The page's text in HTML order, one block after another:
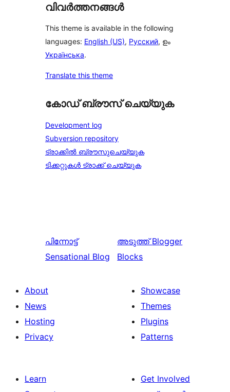
വിവർത്തനങ്ങൾ
This theme is available in the following
languages: English (US), Русский, ഉം
Українська.
Translate this theme
കോഡ് ബ്രൗസ് ചെയ്യുക
Development log
Subversion repository
ട്രാക്കിൽ ബ്രൗസുചെയ്യുക
ടിക്കറ്റുകൾ ട്രാക്ക് ചെയ്യുക
പിന്നോട്ട്
Sensational Blog
അടുത്ത്Blogger
Blocks
About
News
Hosting
Privacy
Showcase
Themes
Plugins
Patterns
Learn
Get Involved